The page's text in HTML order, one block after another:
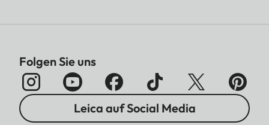
Folgen Sie uns
Leica auf Social Media